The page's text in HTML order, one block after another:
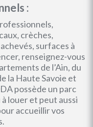
:
crèches,
surfaces à
renseignez-vous
de l’Ain, du
la Haute Savoie et
possède un parc
louer et peut aussi
accueillir vos